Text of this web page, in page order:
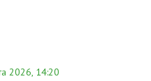
2026, 14:20